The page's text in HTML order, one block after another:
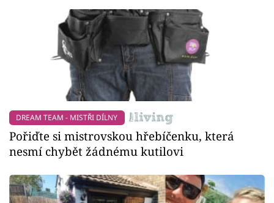
DREAM TEAM - MISTŘI DÍLNY
Pořiďte si mistrovskou hřebíčenku, která
nesmí chybět žádnému kutilovi